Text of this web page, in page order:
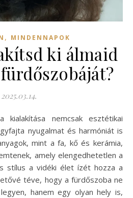
, MINDENNAPOK
ki álmaid
2025.03.14.
nyugalmat és harmóniát is
mint a fa, kő és kerámia,
amely elengedhetetlen a
stílus a vidéki élet ízét hozza a
téve, hogy a fürdőszoba ne
hanem egy olyan hely is,